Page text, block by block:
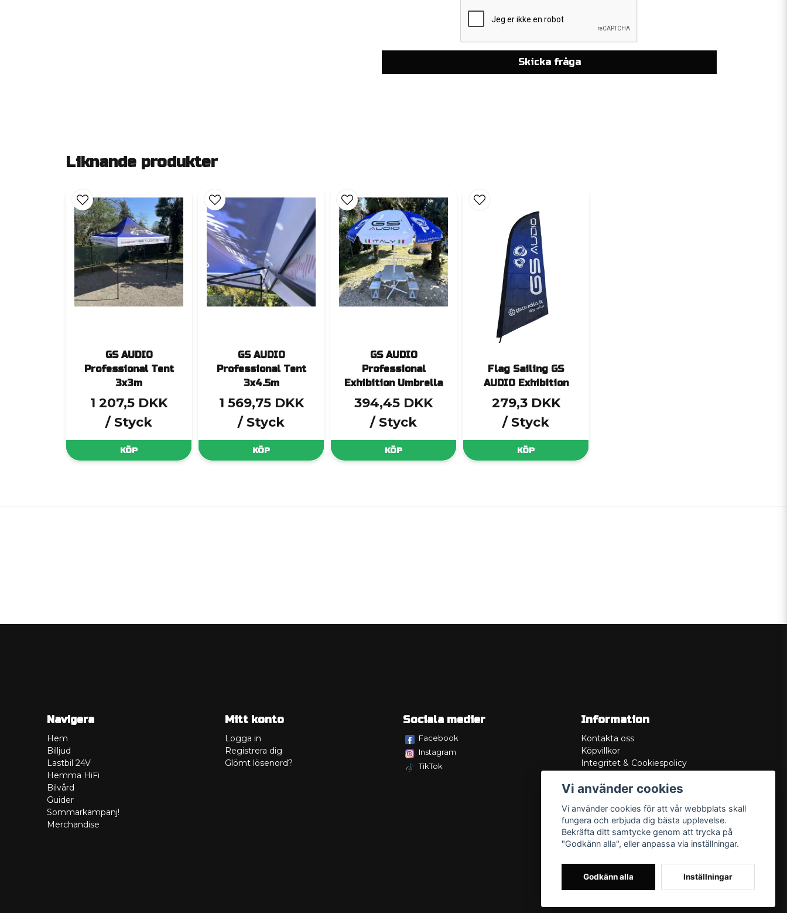
Skicka fråga
Liknande produkter
GS AUDIO
Professional Tent
3x3m
1 207,5 DKK
/ Styck
KÖP
GS AUDIO
Professional Tent
3x4.5m
1 569,75 DKK
/ Styck
KÖP
GS AUDIO
Professional
Exhibition Umbrella
394,45 DKK
/ Styck
KÖP
Flag Sailing GS
AUDIO Exhibition
279,3 DKK
/ Styck
KÖP
Navigera
Hem
Billjud
Lastbil 24V
Hemma HiFi
Bilvård
Guider
Sommarkampanj!
Merchandise
Mitt konto
Logga in
Registrera dig
Glömt lösenord?
Sociala medier
Facebook
Instagram
TikTok
Information
Kontakta oss
Köpvillkor
Integritet & Cookiespolicy
Service/Garanti
Lådritning
Om oss
Vi använder cookies
Vi använder cookies för att vår webbplats skall
fungera och erbjuda dig bästa upplevelse.
Bekräfta ditt samtycke genom att trycka på
"Godkänn alla", eller anpassa via inställningar.
Godkänn alla Inställningar